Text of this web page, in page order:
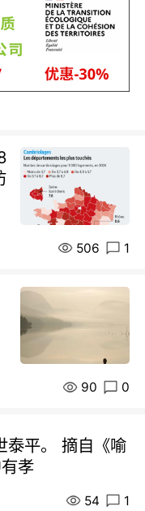
506 1
90 0
泰平。 摘自《喻
孝
54 1